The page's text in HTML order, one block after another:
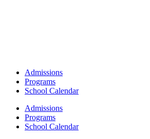
Admissions
Programs
School Calendar
Admissions
Programs
School Calendar